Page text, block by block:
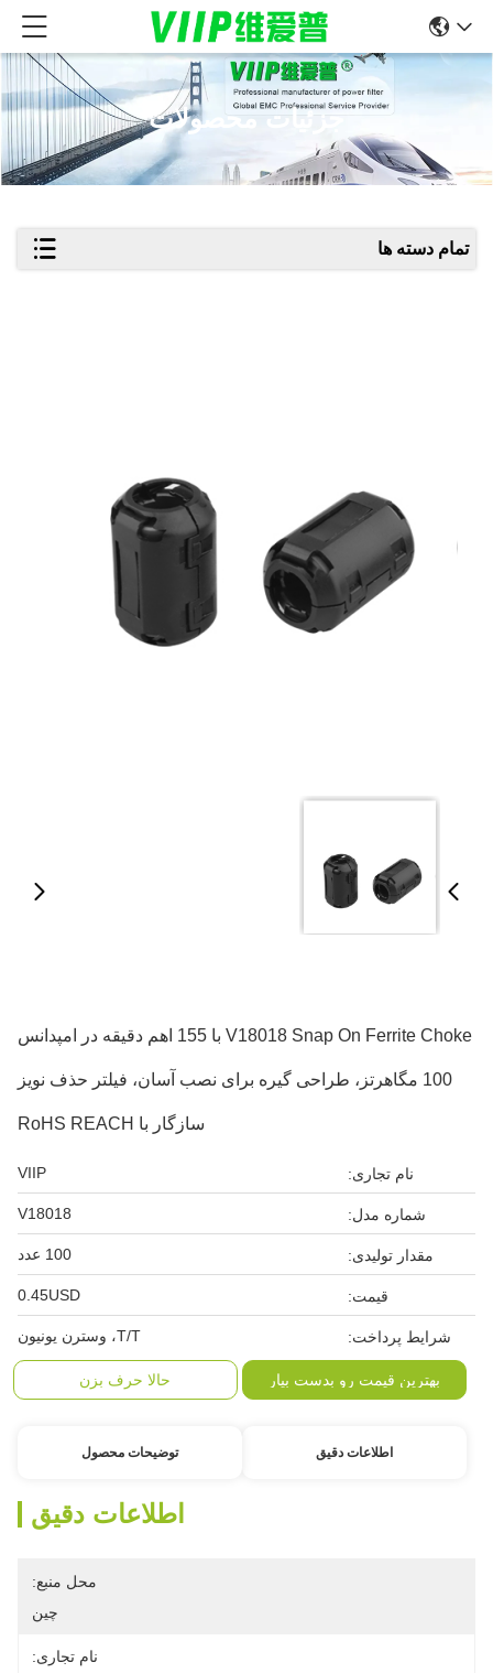
جزئیات محصولات
تمام دسته ها
V18018 Snap On Ferrite Choke با 155 اهم دقیقه در امپدانس
100 مگاهرتز، طراحی گیره برای نصب آسان، فیلتر حذف نویز
سازگار با RoHS REACH
نام تجاری: VIIP
شماره مدل: V18018
مقدار تولیدی: 100 عدد
قیمت: 0.45USD
شرایط پرداخت: T/T، وسترن یونیون
بهترین قیمت رو بدست بیار حالا حرف بزن
اطلاعات دقیق توضیحات محصول
اطلاعات دقیق
محل منبع:
چین
نام تجاری: